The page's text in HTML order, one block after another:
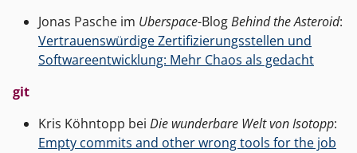
Jonas Pasche im Uberspace-BlogBehind the Asteroid:
Vertrauenswürdige Zertifizierungsstellen und
Softwareentwicklung: Mehr Chaos als gedacht
git
Kris Köhntopp bei Die wunderbare Welt von Isotopp:
Empty commits and other wrong tools for the job